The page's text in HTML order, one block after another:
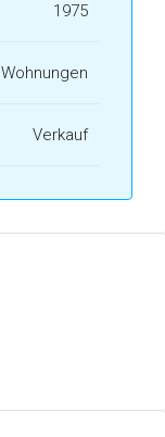
1975
Wohnungen
Verkauf